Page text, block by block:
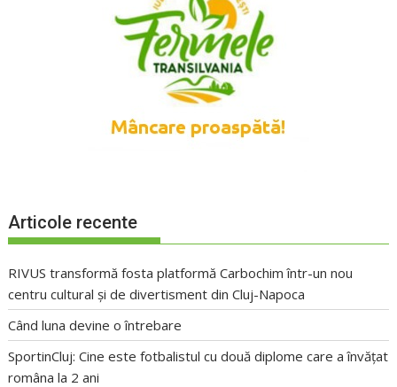
Articole recente
RIVUS transformă fosta platformă Carbochim într-un nou
centru cultural și de divertisment din Cluj-Napoca
Când luna devine o întrebare
SportinCluj: Cine este fotbalistul cu două diplome care a învățat
româna la 2 ani